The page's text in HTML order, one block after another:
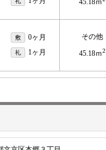
45.18ｍ
敷 0ヶ月
礼 1ヶ月
その他
45.18ｍ2